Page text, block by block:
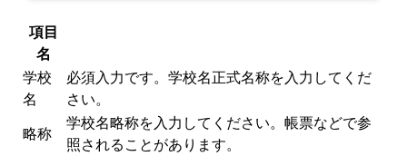
項目
名
学校
名
必須入力です。学校名正式名称を入力してくだ
さい。
略称
学校名略称を入力してください。帳票などで参
照されることがあります。